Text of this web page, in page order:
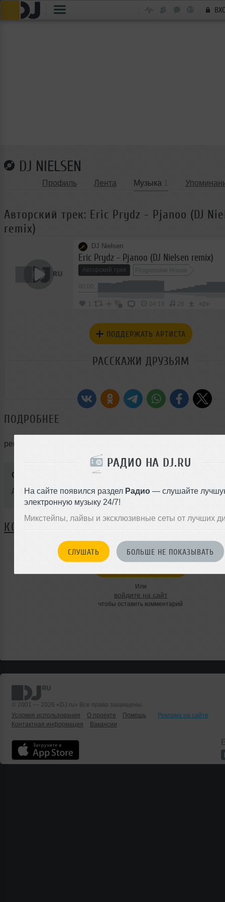
РАДИО НА DJ.RU
На сайте появился раздел Радио — слушайте
электронную музыку 24/7!
Микстейпы, лайвы и эксклюзивные сеты от лучших
СЛУШАТЬ БОЛЬШЕ НЕ ПОКАЗЫВАТЬ
DJ NIELSEN
Профиль Лента Музыка
Авторский трек: Eric Prydz - Pjanoo (DJ
remix)
DJ Nielsen
Eric Prydz - Pjanoo (DJ Nielsen remix)
Авторский трек Progressive House
04:19 26 </>
ПОДДЕРЖАТЬ АРТИСТА
РАССКАЖИ ДРУЗЬЯМ
ПОДРОБНЕЕ
ремикс на трек Pjanoo Eric Prydz :)
Стиль: Progressive House
Добавлен: 23 августа 2011, 19:23
КОММЕНТАРИИ
Или
войдите на сайт
чтобы оставить комментарий
© 2001 — 2026 «DJ.ru» Все права защищены.
Условия использования
О проекте Помощь
Реклама на сайте
Контактная информация
Вакансии